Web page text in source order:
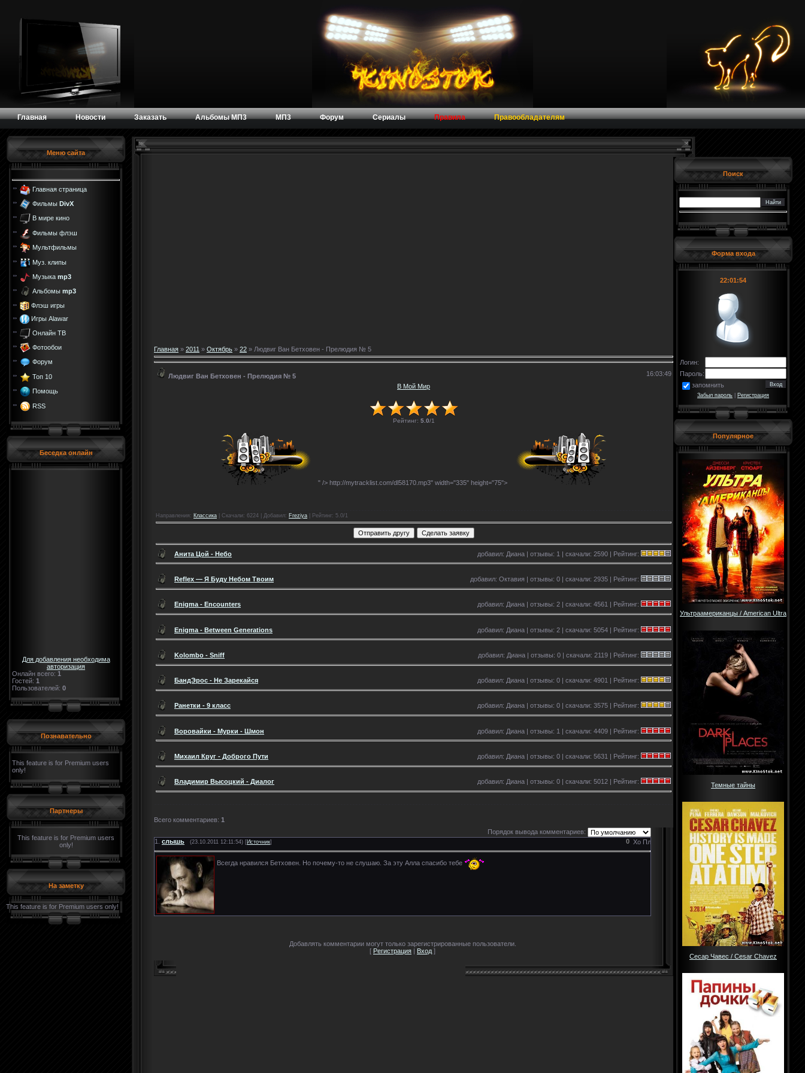
Главная Новости Заказать Альбомы МП3 МП3 Форум Сериалы Правила Правообладателям
Меню сайта
Главная страница
Фильмы DivX
В мире кино
Фильмы флэш
Мультфильмы
Муз. клипы
Музыка mp3
Альбомы mp3
Флэш игры
Игры Alawar
Онлайн ТВ
Фотообои
Форум
Топ 10
Помощь
RSS
Беседка онлайн
Для добавления необходима
авторизация
Онлайн всего: 1
Гостей: 1
Пользователей: 0
Познавательно
This feature is for Premium users
only!
Партнеры
This feature is for Premium users
only!
На заметку
This feature is for Premium users only!
Главная » 2011 » Октябрь » 22 » Людвиг Ван Бетховен - Прелюдия № 5
Людвиг Ван Бетховен - Прелюдия № 5
16:03:49
В Мой Мир
Рейтинг: 5.0/1
" /> http://mytracklist.com/dl58170.mp3" width="335" height="75">
Направления : Класcика Скачали: 6224 | Добавил: Freziya Рейтинг: 5.0/1
Анита Цой - Небо добавил: Диана | отзывы: 1 | скачали: 2590 | Рейтинг:
Reflex — Я Буду Небом Твоим добавил: Октавия | отзывы: 0 | скачали: 2935 | Рейтинг:
Enigma - Encounters добавил: Диана | отзывы: 2 | скачали: 4561 | Рейтинг:
Enigma - Between Generations добавил: Диана | отзывы: 2 | скачали: 5054 | Рейтинг:
Kolombo - Sniff добавил: Диана | отзывы: 0 | скачали: 2119 | Рейтинг:
БандЭрос - Не Зарекайся добавил: Диана | отзывы: 0 | скачали: 4901 | Рейтинг:
Ранетки - 9 класс добавил: Диана | отзывы: 0 | скачали: 3575 | Рейтинг:
Воровайки - Мурки - Шмон добавил: Диана | отзывы: 1 | скачали: 4409 | Рейтинг:
Михаил Круг - Доброго Пути добавил: Диана | отзывы: 0 | скачали: 5631 | Рейтинг:
Владимир Высоцкий - Диалог добавил: Диана | отзывы: 0 | скачали: 5012 | Рейтинг:
Всего комментариев: 1
Порядок вывода комментариев:
0
1. слышь (23.10.2011 12:11:54) [Источник]
Всегда нравился Бетховен. Но почему-то не слушаю. За эту Алла спасибо тебе
Добавлять комментарии могут только зарегистрированные пользователи.
[ Регистрация | Вход ]
Поиск
Форма входа
22:01:54
Логин:
Пароль:
запомнить
Забыл пароль Регистрация
Популярное
Ультраамериканцы / American Ultra
Темные тайны
Сесар Чавес / Cesar Chavez